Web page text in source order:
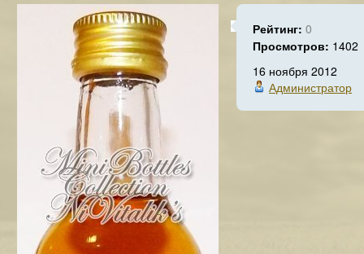
Рейтинг: 0
Просмотров: 1402
16 ноября 2012
Администратор